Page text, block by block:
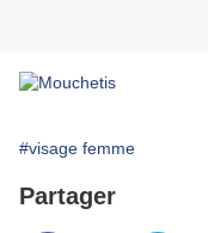
#visage femme
Partager